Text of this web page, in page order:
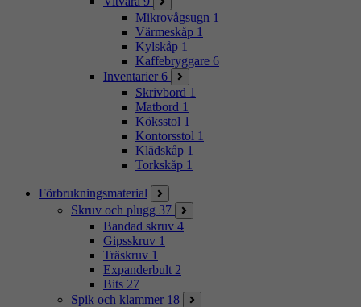
Mikrovågsugn 1
Värmeskåp 1
Kylskåp 1
Kaffebryggare 6
Inventarier 6
Skrivbord 1
Matbord 1
Köksstol 1
Kontorsstol 1
Klädskåp 1
Torkskåp 1
Förbrukningsmaterial
Skruv och plugg 37
Bandad skruv 4
Gipsskruv 1
Träskruv 1
Expanderbult 2
Bits 27
Spik och klammer 18